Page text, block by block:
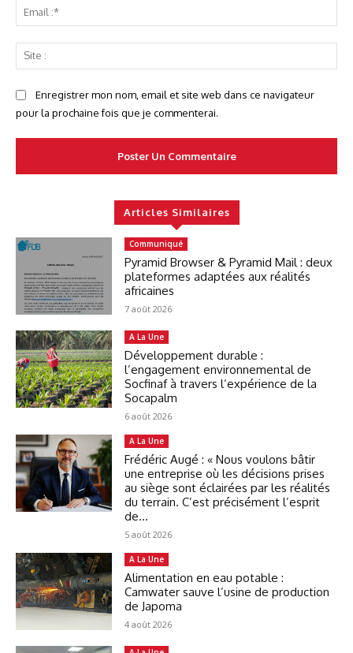
:*
:
Enregistrer mon nom, email et site web dans ce navigateur
pour la prochaine fois que je commenterai.
Articles Similaires
Communiqué
Pyramid Browser & Pyramid Mail : deux
plateformes adaptées aux réalités
africaines
7 août 2026
A La Une
Développement durable :
l’engagement environnemental de
Socfinaf à travers l’expérience de la
Socapalm
6 août 2026
A La Une
Frédéric Augé : « Nous voulons bâtir
une entreprise où les décisions prises
au siège sont éclairées par les réalités
du terrain. C’est précisément l’esprit
de...
5 août 2026
A La Une
Alimentation en eau potable :
Camwater sauve l’usine de production
de Japoma
4 août 2026